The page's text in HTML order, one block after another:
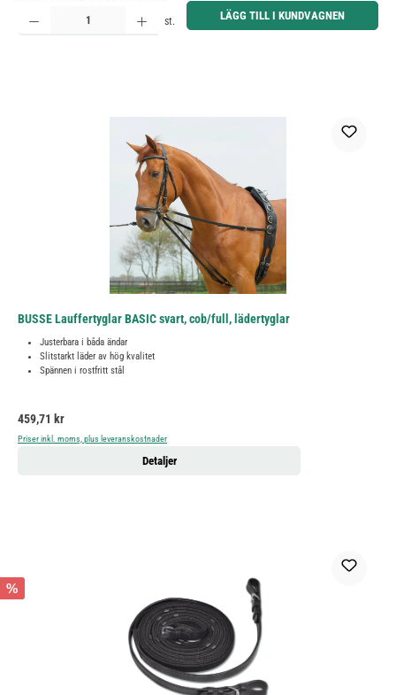
Produktkvantitet: Ange önskat belopp eller använd knapparna för att öka eller minska kvantiteten.
st. LÄGG TILL I KUNDVAGNEN
BUSSE Lauffertyglar BASIC svart, cob/full, lädertyglar
Justerbara i båda ändar
Slitstarkt läder av hög kvalitet
Spännen i rostfritt stål
Ordinarie pris:
459,71 kr
Priser inkl. moms, plus leveranskostnader
Detaljer
%